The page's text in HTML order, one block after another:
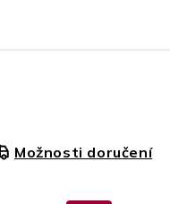
Možnosti doručení